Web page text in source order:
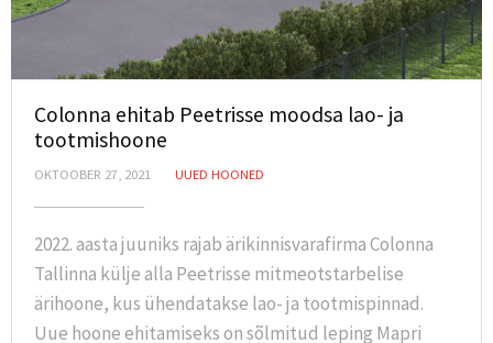
Colonna ehitab Peetrisse moodsa lao- ja
tootmishoone
OKTOOBER 27, 2021 UUED HOONED
2022. aasta juuniks rajab ärikinnisvarafirma Colonna
Tallinna külje alla Peetrisse mitmeotstarbelise
ärihoone, kus ühendatakse lao- ja tootmispinnad.
Uue hoone ehitamiseks on sõlmitud leping Mapri